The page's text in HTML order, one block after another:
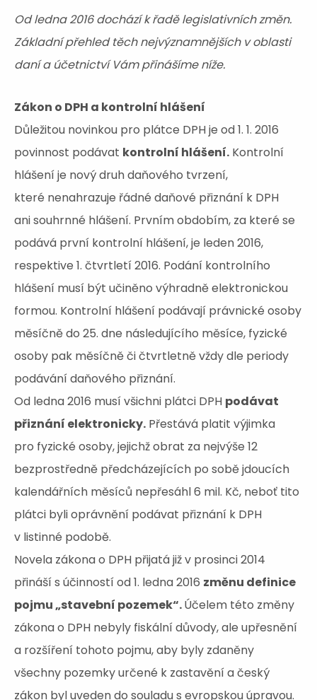
Od ledna 2016 dochází k řadě legislativních změn.
Základní přehled těch nejvýznamnějších v oblasti
daní a účetnictví Vám přinášíme níže.
Zákon o DPH a kontrolní hlášení
Důležitou novinkou pro plátce DPH je od 1. 1. 2016
povinnost podávat kontrolní hlášení. Kontrolní
hlášení je nový druh daňového tvrzení,
které nenahrazuje řádné daňové přiznání k DPH
ani souhrnné hlášení. Prvním obdobím, za které se
podává první kontrolní hlášení, je leden 2016,
respektive 1. čtvrtletí 2016. Podání kontrolního
hlášení musí být učiněno výhradně elektronickou
formou. Kontrolní hlášení podávají právnické osoby
měsíčně do 25. dne následujícího měsíce, fyzické
osoby pak měsíčně či čtvrtletně vždy dle periody
podávání daňového přiznání.
Od ledna 2016 musí všichni plátci DPH podávat
přiznání elektronicky. Přestává platit výjimka
pro fyzické osoby, jejichž obrat za nejvýše 12
bezprostředně předcházejících po sobě jdoucích
kalendářních měsíců nepřesáhl 6 mil. Kč, neboť tito
plátci byli oprávnění podávat přiznání k DPH
v listinné podobě.
Novela zákona o DPH přijatá již v prosinci 2014
přináší s účinností od 1. ledna 2016 změnu definice
pojmu „stavební pozemek“.Účelem této změny
zákona o DPH nebyly fiskální důvody, ale upřesnění
a rozšíření tohoto pojmu, aby byly zdaněny
všechny pozemky určené k zastavění a český
zákon byl uveden do souladu s evropskou úpravou.